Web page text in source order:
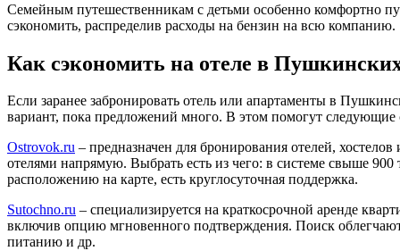
Семейным путешественникам с детьми особенно комфортно
сэкономить, распределив расходы на бензин на всю компанию.
Как сэкономить на отеле в
Если заранее забронировать отель или апартаменты в
вариант, пока предложений много. В этом помогут следующие
Ostrovok.ru – предназначен для бронирования отелей,
отелями напрямую. Выбрать есть из чего: в системе свыше
расположению на карте, есть круглосуточная поддержка.
Sutochno.ru – специализируется на краткосрочной аренде
включив опцию мгновенного подтверждения. Поиск
питанию и др.